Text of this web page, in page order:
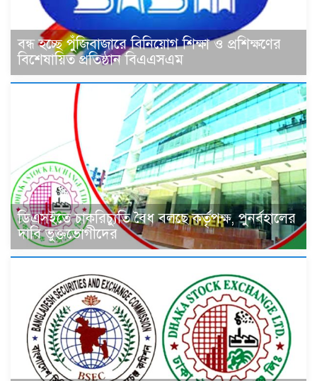
বন্ধ হচ্ছে পুঁজিবাজারে বিনিয়োগ শিক্ষা ও প্রশিক্ষণের
বিশেষায়িত প্রতিষ্ঠান বিএএসএম
ডিএসইতে চাকরিচ্যুতি বৈধ বলছে কর্তৃপক্ষ, পুনর্বহালের
দাবি ভুক্তভোগীদের